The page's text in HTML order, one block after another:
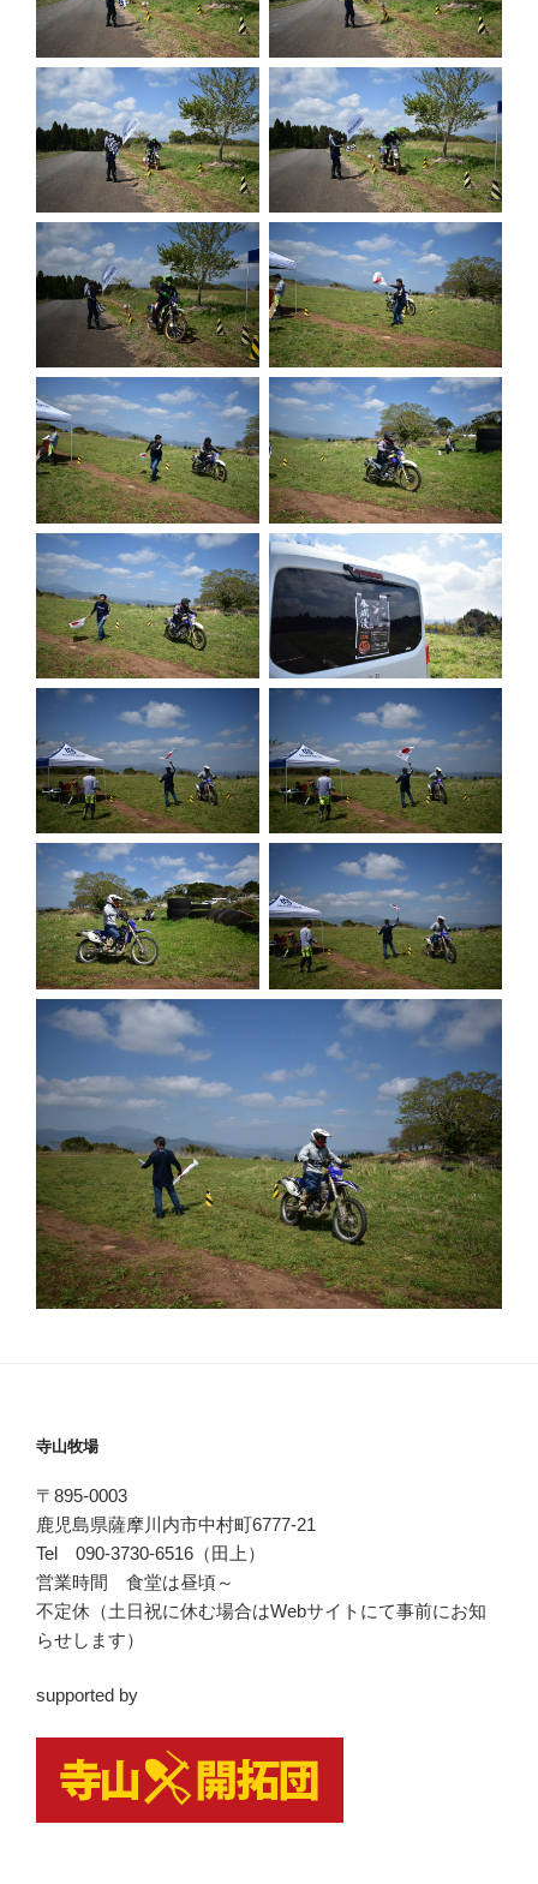
寺山牧場
〒895-0003
鹿児島県薩摩川内市中村町6777-21
Tel 090-3730-6516（田上）
営業時間 食堂は昼頃～
不定休（土日祝に休む場合はWebサイトにて事前にお知
らせします）
supported by